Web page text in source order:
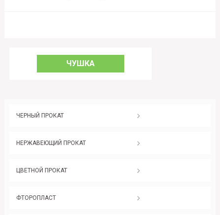
ЧУШКА
ЧЕРНЫЙ ПРОКАТ
НЕРЖАВЕЮЩИЙ ПРОКАТ
ЦВЕТНОЙ ПРОКАТ
ФТОРОПЛАСТ